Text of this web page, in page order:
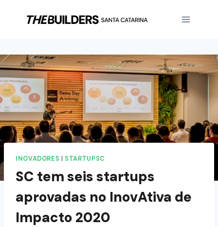
INOVADORES STARTUPSC
SC tem seis startups
aprovadas no InovAtiva de
Impacto 2020